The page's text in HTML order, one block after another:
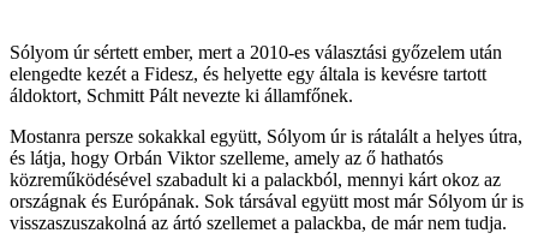
Sólyom úr sértett ember, mert a 2010-es választási győzelem után
elengedte kezét a Fidesz, és helyette egy általa is kevésre tartott
áldoktort, Schmitt Pált nevezte ki államfőnek.
Mostanra persze sokakkal együtt, Sólyom úr is rátalált a helyes útra,
és látja, hogy Orbán Viktor szelleme, amely az ő hathatós
közreműködésével szabadult ki a palackból, mennyi kárt okoz az
országnak és Európának. Sok társával együtt most már Sólyom úr is
visszaszuszakolná az ártó szellemet a palackba, de már nem tudja.